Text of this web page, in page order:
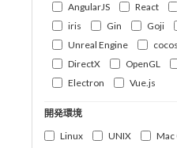
AngularJS
React
iris
Gin Goji
Unreal Engine
DirectX
OpenGL
Electron
Vue.js
開発環境
Linux
UNIX Mac